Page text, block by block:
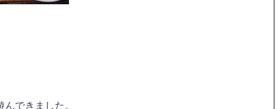
できました。